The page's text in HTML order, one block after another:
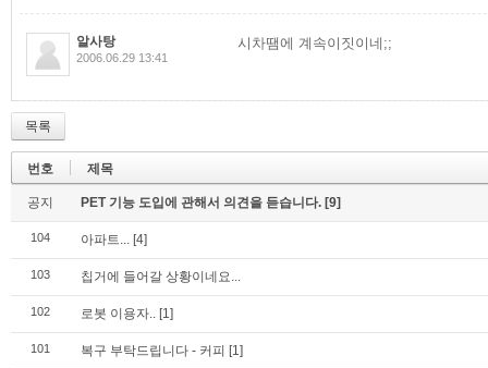
알사탕
2006.06.29 13:41
시차땜에 계속이짓이네;;
목록
번호 제목
공지 PET 기능 도입에 관해서 의견을 듣습니다. [9]
104 아파트... [4]
103 칩거에 들어갈 상황이네요...
102 로봇 이용자.. [1]
101 복구 부탁드립니다 - 커피 [1]